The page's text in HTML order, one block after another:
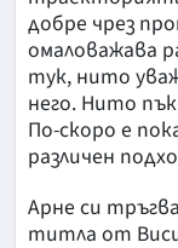
добре чрез
омаловажава
тук, нито
него. Нито
По-скоро е
различен
Арне си
титла от